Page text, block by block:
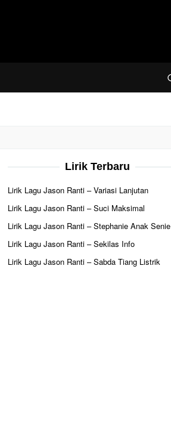
Lirik Terbaru
Lirik Lagu Jason Ranti – Variasi Lanjutan
Lirik Lagu Jason Ranti – Suci Maksimal
Lirik Lagu Jason Ranti – Stephanie Anak Senie
Lirik Lagu Jason Ranti – Sekilas Info
Lirik Lagu Jason Ranti – Sabda Tiang Listrik